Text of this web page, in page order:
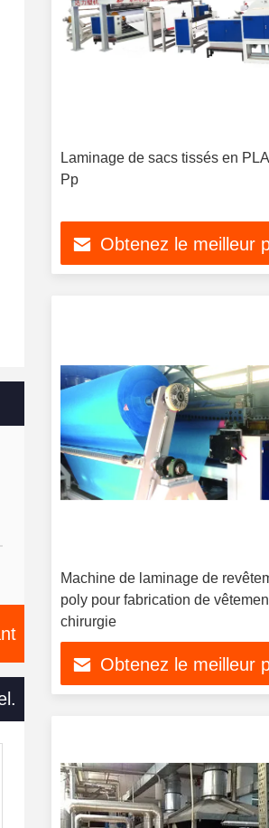
Laminage de sacs tissés en
Pp
Obtenez le meilleur
Machine de laminage de
poly pour fabrication de
chirurgie
Obtenez le meilleur